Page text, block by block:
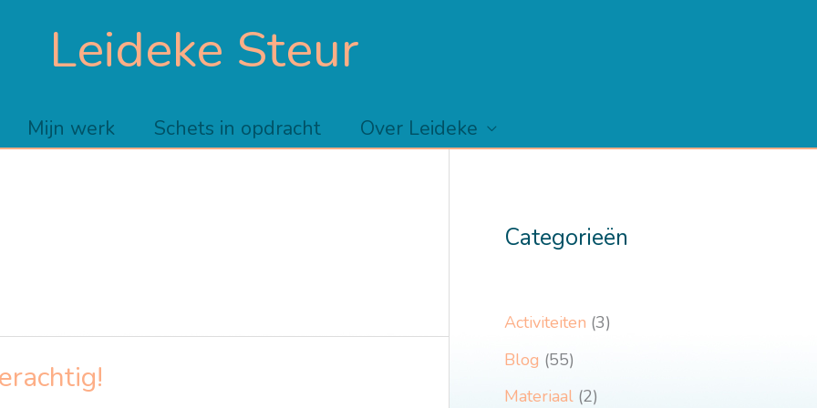
Leideke Steur
Mijn werk Schets in opdracht Over Leideke
Categorieën
Activiteiten (3)
Blog (55)
Materiaal(2)